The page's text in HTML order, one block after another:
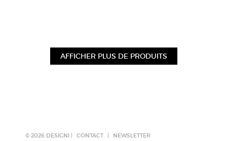
AFFICHER PLUS DE PRODUITS
© 2026 DESIGNI | CONTACT
NEWSLETTER